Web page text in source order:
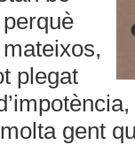
plegat
gent